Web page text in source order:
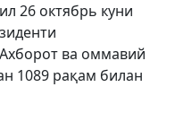
26 октябрь куни
ва оммавий
1089 рақам билан